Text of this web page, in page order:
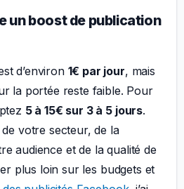
un boost de publication
d’environ 1€ par jour, mais
la portée reste faible. Pour
5 à 15€ sur 3 à 5 jours.
votre secteur, de la
audience et de la qualité de
plus loin sur les budgets et